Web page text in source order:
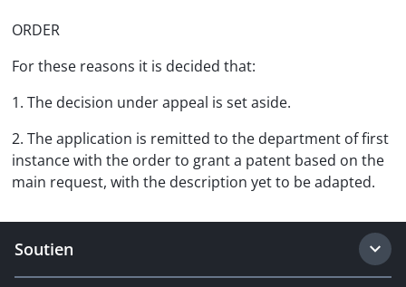
ORDER
For these reasons it is decided that:
1. The decision under appeal is set aside.
2. The application is remitted to the department of first
instance with the order to grant a patent based on the
main request, with the description yet to be adapted.
Soutien